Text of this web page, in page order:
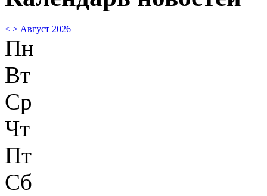
< > Август 2026
Пн
Вт
Ср
Чт
Пт
Сб